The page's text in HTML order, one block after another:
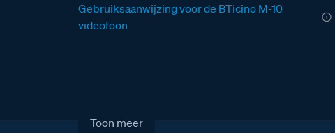
Gebruiksaanwijzing voor de BTicino M-10
videofoon
Toon meer